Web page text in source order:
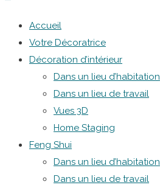
Accueil
Votre Décoratrice
Décoration d’intérieur
Dans un lieu d’habitation
Dans un lieu de travail
Vues 3D
Home Staging
Feng Shui
Dans un lieu d’habitation
Dans un lieu de travail